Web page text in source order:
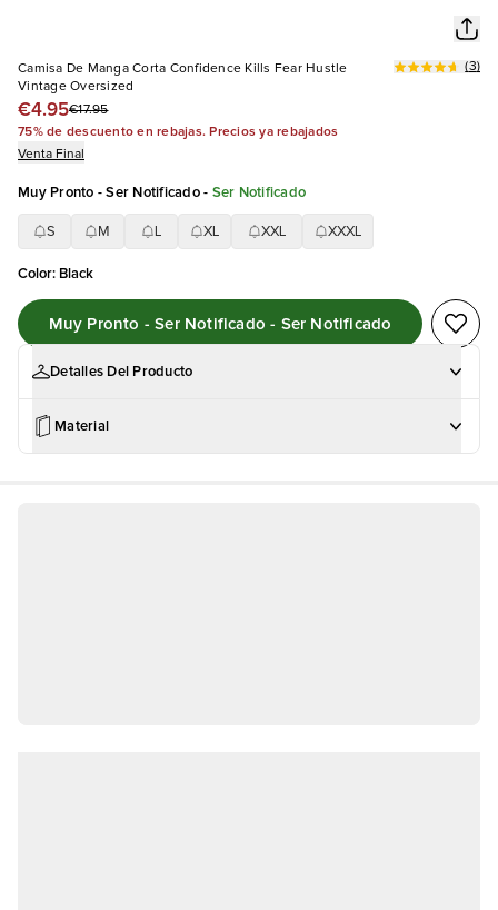
Camisa De Manga Corta Confidence Kills Fear Hustle
Vintage Oversized
€4.95€17.95
(3)
75% de descuento en rebajas. Precios ya rebajados
Venta Final
Muy Pronto - Ser Notificado- Ser Notificado
S M XL XXL XXXL
Color: Black
Muy Pronto - Ser Notificado - Ser Notificado
Detalles Del Producto
Material